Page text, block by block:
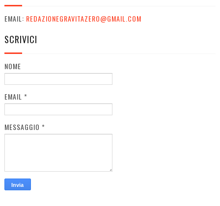
EMAIL: REDAZIONEGRAVITAZERO@GMAIL.COM
SCRIVICI
NOME
EMAIL *
MESSAGGIO *